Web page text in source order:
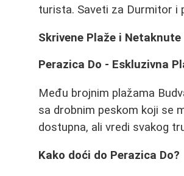
turista. Saveti za Durmitor i
Skrivene Plaže i
Perazica Do - Eskluzivna
Među brojnim plažama
sa drobnim peskom koji se
dostupna, ali vredi svakog
Kako doći do Perazica Do?